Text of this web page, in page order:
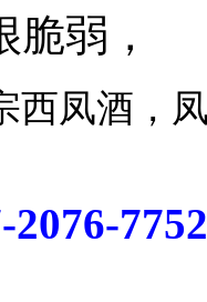
弱，
西凤酒
7752